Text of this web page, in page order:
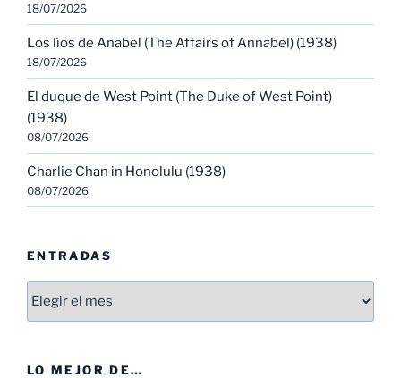
18/07/2026
Los líos de Anabel (The Affairs of Annabel) (1938)
18/07/2026
El duque de West Point (The Duke of West Point)
(1938)
08/07/2026
Charlie Chan in Honolulu (1938)
08/07/2026
ENTRADAS
Entradas
LO MEJOR DE…